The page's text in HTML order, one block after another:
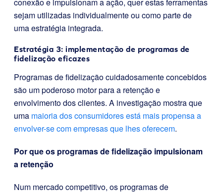
sejam utilizadas individualmente ou como parte de
uma estratégia integrada.
Estratégia 3: implementação de programas de
fidelização eficazes
Programas de fidelização cuidadosamente concebidos
são um poderoso motor para a retenção e
envolvimento dos clientes. A investigação mostra que
uma maioria dos consumidores está mais propensa a
envolver-se com empresas que lhes oferecem.
Por que os programas de fidelização impulsionam
a retenção
Num mercado competitivo, os programas de